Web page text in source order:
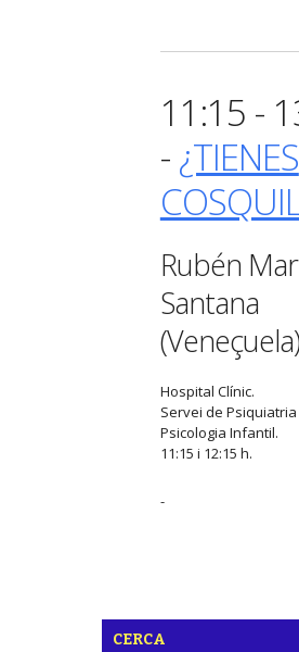
11:15 -
- ¿TIENES
Rubén
Santana
(Veneçuela)
Hospital Clínic.
Servei de Psiquiatria
Psicologia Infantil.
11:15 i 12:15 h.
-
CERCA